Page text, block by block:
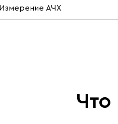
Измерение АЧХ
Что